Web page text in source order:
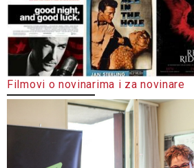
Filmovi o novinarima i za novinare